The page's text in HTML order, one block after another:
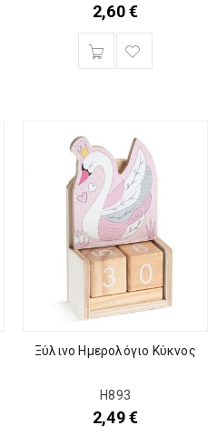
2,60€
Ξύλινο Ημερολόγιο Κύκνος
Η893
2,49€